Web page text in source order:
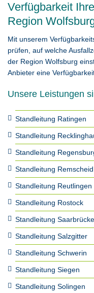
Verfügbarkeit
Region
Mit unserem
prüfen, auf welche
der Region Wolfsburg
Anbieter eine
Unsere Leistungen
Standleitung Ratingen
Standleitung
Standleitung
Standleitung Remscheid
Standleitung Reutlingen
Standleitung Rostock
Standleitung
Standleitung Salzgitter
Standleitung Schwerin
Standleitung Siegen
Standleitung Solingen